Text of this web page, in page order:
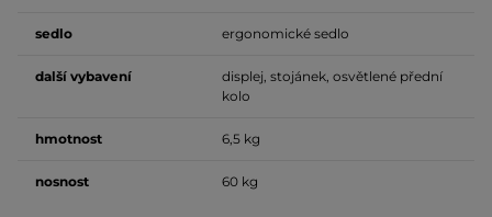
sedlo ergonomické sedlo
další vybavení
displej, stojánek, osvětlené přední
kolo
hmotnost 6,5 kg
nosnost 60 kg